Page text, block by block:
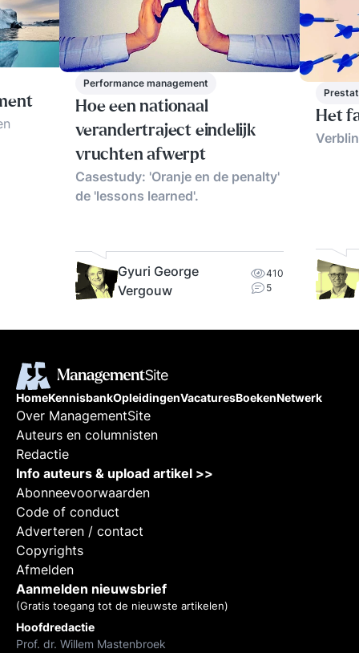
Performance management
Hoe een nationaal
verandertraject eindelijk
vruchten afwerpt
Casestudy: 'Oranje en de penalty'
de 'lessons learned'.
Gyuri George
Vergouw
410
5
Het
HomeKennisbankOpleidingenVacaturesBoekenNetwerk
Over ManagementSite
Auteurs en columnisten
Redactie
Info auteurs & upload artikel >>
Abonneevoorwaarden
Code of conduct
Adverteren / contact
Copyrights
Afmelden
Aanmelden nieuwsbrief
(Gratis toegang tot de nieuwste artikelen)
Hoofdredactie
Prof. dr. Willem Mastenbroek